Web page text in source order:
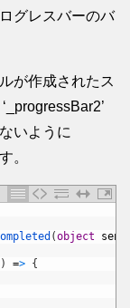
グレスバーのバ
が作成されたス
いように
。
(object
) => {